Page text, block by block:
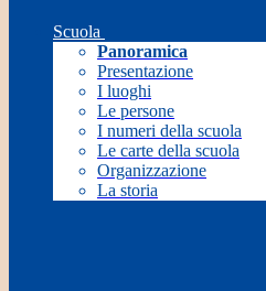
Scuola
Panoramica
Presentazione
I luoghi
Le persone
I numeri della scuola
Le carte della scuola
Organizzazione
La storia